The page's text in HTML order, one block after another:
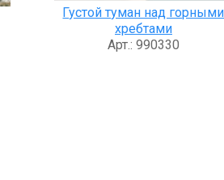
Густой туман над горными
хребтами
Арт.: 990330